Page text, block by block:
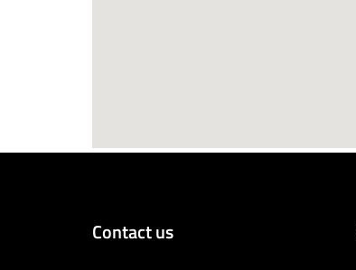
Contact us